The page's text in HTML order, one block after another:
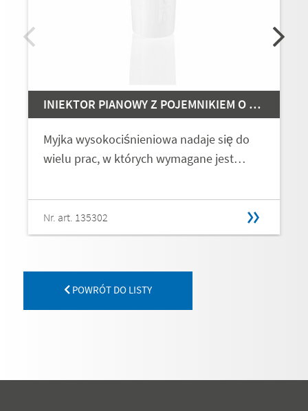
INIEKTOR PIANOWY Z POJEMNIKIEM O POJEMNOŚCI 1 LITRA
Myjka wysokociśnieniowa nadaje się do
wielu prac, w których wymagane jest…
Nr. art. 135302
POWRÓT DO LISTY